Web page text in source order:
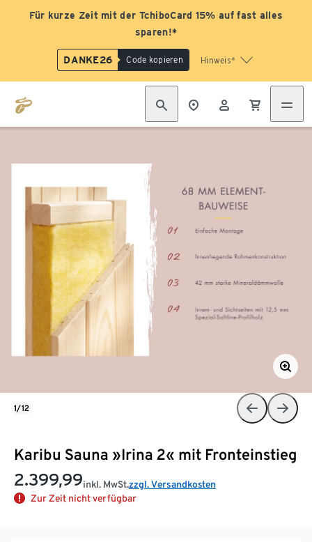
Für kurze Zeit mit der TchiboCard 15% auf fast alles
sparen!*
DANKE26 Code kopieren Hinweis*
Karibu Sauna »Irina 2« mit Fronteinstieg
2.399,99inkl. MwSt.zzgl. Versandkosten
Zur Zeit nicht verfügbar
1/12